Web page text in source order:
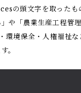
頭文字を取ったも
や「農業生産工程管
環境保全・人権福祉
。